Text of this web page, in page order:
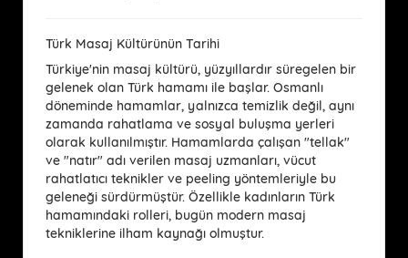
Türk Masaj Kültürünün Tarihi
Türkiye'nin masaj kültürü, yüzyıllardır süregelen bir
gelenek olan Türk hamamı ile başlar. Osmanlı
döneminde hamamlar, yalnızca temizlik değil, aynı
zamanda rahatlama ve sosyal buluşma yerleri
olarak kullanılmıştır. Hamamlarda çalışan "tellak"
ve "natır" adı verilen masaj uzmanları, vücut
rahatlatıcı teknikler ve peeling yöntemleriyle bu
geleneği sürdürmüştür. Özellikle kadınların Türk
hamamındaki rolleri, bugün modern masaj
tekniklerine ilham kaynağı olmuştur.